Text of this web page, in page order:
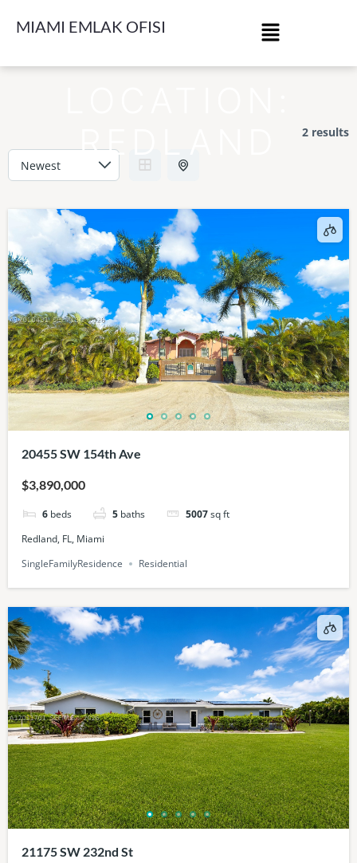
MIAMI EMLAK OFISI
REDLAND
2 results
20455 SW 154th Ave
$3,890,000
6 beds 5 baths 5007sq ft
Redland, FL, Miami
SingleFamilyResidence
Residential
21175 SW 232nd St